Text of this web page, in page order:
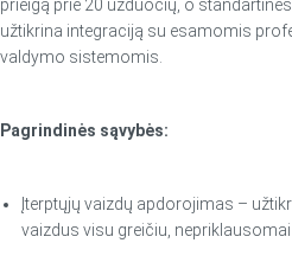
prieigą prie 20 užduočių, o
užtikrina integraciją su esamomis
valdymo sistemomis.
Pagrindinės sąvybės:
Įterptųjų vaizdų apdorojimas –
vaizdus visu greičiu,